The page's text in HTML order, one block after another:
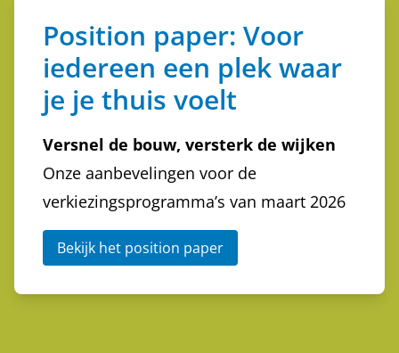
Position paper: Voor
iedereen een plek waar
je je thuis voelt
Versnel de bouw, versterk de wijken
Onze aanbevelingen voor de
verkiezingsprogramma’s van maart 2026
Bekijk het position paper